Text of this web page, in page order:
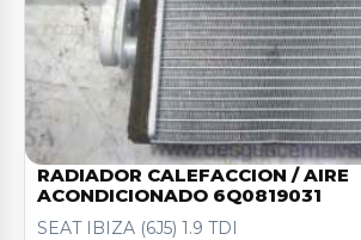
RADIADOR CALEFACCION / AIRE
ACONDICIONADO 6Q0819031
SEAT IBIZA (6J5) 1.9 TDI